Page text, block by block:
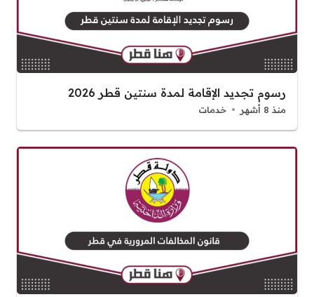
رسوم تجديد الإقامة لمدة سنتين قطر 2026
منذ 8 أشهر خدمات